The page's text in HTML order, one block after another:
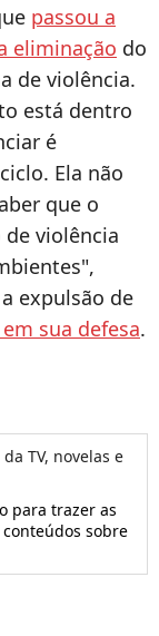
passou a
eliminação do
de violência.
está dentro
é
Ela não
que o
violência
expulsão de
sua defesa.
TV, novelas e
para trazer as
sobre